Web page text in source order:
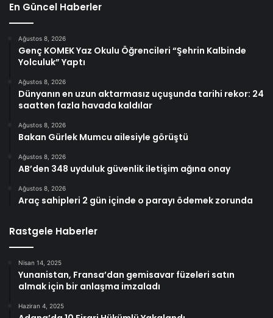
En Güncel Haberler
Ağustos 8, 2026
Genç KOMEK Yaz Okulu Öğrencileri “Şehrin Kalbinde
Yolculuk” Yaptı
Ağustos 8, 2026
Dünyanın en uzun aktarmasız uçuşunda tarihi rekor: 24
saatten fazla havada kaldılar
Ağustos 8, 2026
Bakan Gürlek Mumcu ailesiyle görüştü
Ağustos 8, 2026
AB’den 348 uyduluk güvenlik iletişim ağına onay
Ağustos 8, 2026
Araç sahipleri 2 gün içinde o parayı ödemek zorunda
Rastgele Haberler
Nisan 14, 2025
Yunanistan, Fransa’dan gemisavar füzeleri satın
almak için bir anlaşma imzaladı
Haziran 4, 2025